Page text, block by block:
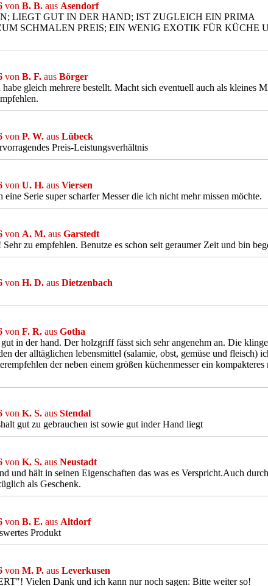
von B. B. aus Asendorf
LIEGT GUT IN DER HAND; IST ZUGLEICH EIN PRIMA
SCHMALEN PREIS; EIN WENIG EXOTIK FÜR KÜCHE
von B. F. aus Börger
habe gleich mehrere bestellt. Macht sich eventuell auch als kleines
von P. W. aus Lübeck
Preis-Leistungsverhältnis
von U. H. aus Viersen
Serie super scharfer Messer die ich nicht mehr missen möchte.
von A. M. aus Garstedt
zu empfehlen. Benutze es schon seit geraumer Zeit und bin
von H. D. aus Dietzenbach
von F. R. aus Gotha
in der hand. Der holzgriff fässt sich sehr angenehm an. Die
der alltäglichen lebensmittel (salamie, obst, gemüse und fleisch)
der neben einem größen küchenmesser ein kompakteres
von K. S. aus Stendal
gut zu gebrauchen ist sowie gut inder Hand liegt
von K. S. aus Neustadt
und hält in seinen Eigenschaften das was es Verspricht.Auch
als Geschenk.
von B. E. aus Altdorf
Produkt
von M. P. aus Leverkusen
Vielen Dank und ich kann nur noch sagen: Bitte weiter so!